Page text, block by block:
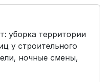
уборка территории
у строительного
ночные смены,